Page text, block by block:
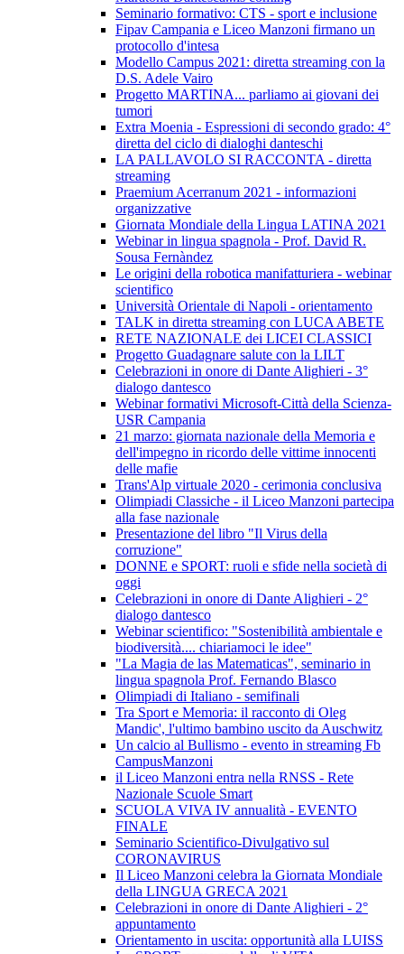
Seminario formativo: CTS - sport e inclusione
Fipav Campania e Liceo Manzoni firmano un
protocollo d'intesa
Modello Campus 2021: diretta streaming con la
D.S. Adele Vairo
Progetto MARTINA... parliamo ai giovani dei
tumori
Extra Moenia - Espressioni di secondo grado: 4°
diretta del ciclo di dialoghi danteschi
LA PALLAVOLO SI RACCONTA - diretta
streaming
Praemium Acerranum 2021 - informazioni
organizzative
Giornata Mondiale della Lingua LATINA 2021
Webinar in lingua spagnola - Prof. David R.
Sousa Fernàndez
Le origini della robotica manifatturiera - webinar
scientifico
Università Orientale di Napoli - orientamento
TALK in diretta streaming con LUCA ABETE
RETE NAZIONALE dei LICEI CLASSICI
Progetto Guadagnare salute con la LILT
Celebrazioni in onore di Dante Alighieri - 3°
dialogo dantesco
Webinar formativi Microsoft-Città della Scienza-
USR Campania
21 marzo: giornata nazionale della Memoria e
dell'impegno in ricordo delle vittime innocenti
delle mafie
Trans'Alp virtuale 2020 - cerimonia conclusiva
Olimpiadi Classiche - il Liceo Manzoni partecipa
alla fase nazionale
Presentazione del libro "Il Virus della
corruzione"
DONNE e SPORT: ruoli e sfide nella società di
oggi
Celebrazioni in onore di Dante Alighieri - 2°
dialogo dantesco
Webinar scientifico: "Sostenibilità ambientale e
biodiversità.... chiariamoci le idee"
"La Magia de las Matematicas", seminario in
lingua spagnola Prof. Fernando Blasco
Olimpiadi di Italiano - semifinali
Tra Sport e Memoria: il racconto di Oleg
Mandic', l'ultimo bambino uscito da Auschwitz
Un calcio al Bullismo - evento in streaming Fb
CampusManzoni
il Liceo Manzoni entra nella RNSS - Rete
Nazionale Scuole Smart
SCUOLA VIVA IV annualità - EVENTO
FINALE
Seminario Scientifico-Divulgativo sul
CORONAVIRUS
Il Liceo Manzoni celebra la Giornata Mondiale
della LINGUA GRECA 2021
Celebrazioni in onore di Dante Alighieri - 2°
appuntamento
Orientamento in uscita: opportunità alla LUISS